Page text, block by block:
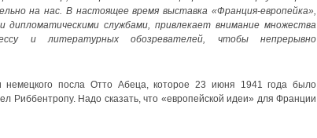
на нас. В настоящее время выставка «Франция-европейка»,
службами, привлекает внимание множества
и литературных обозревателей, чтобы непрерывно
немецкого посла Отто Абеца, которое 23 июня 1941 года было
Риббентропу. Надо сказать, что «европейской идеи» для Франции